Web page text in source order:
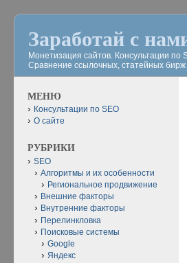
Заработай с
Монетизация сайтов. Консультации по
Сравнение ссылочных, статейных
МЕНЮ
Консультации по SEO
О сайте
РУБРИКИ
SEO
Алгоритмы и их особенности
Региональное продвижение
Внешние факторы
Внутренние факторы
Перелинкловка
Поисковые системы
Google
Яндекс